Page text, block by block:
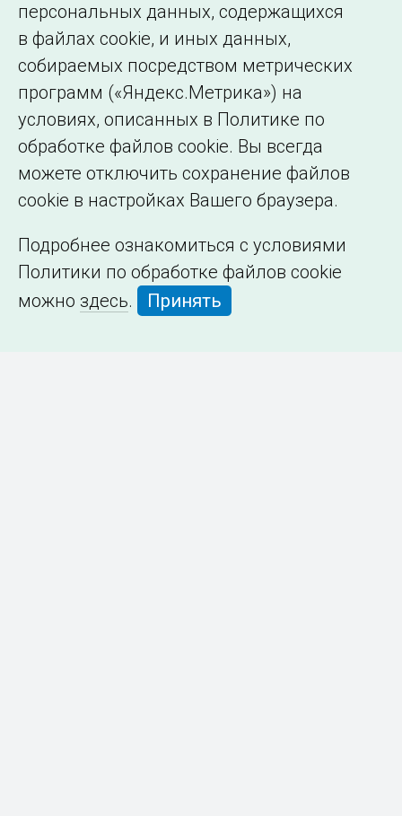
персональных данных, содержащихся
в файлах cookie, и иных данных,
собираемых посредством метрических
программ («Яндекс.Метрика») на
условиях, описанных в Политике по
обработке файлов cookie. Вы всегда
можете отключить сохранение файлов
cookie в настройках Вашего браузера.
Подробнее ознакомиться с условиями
Политики по обработке файлов cookie
можно здесь. Принять